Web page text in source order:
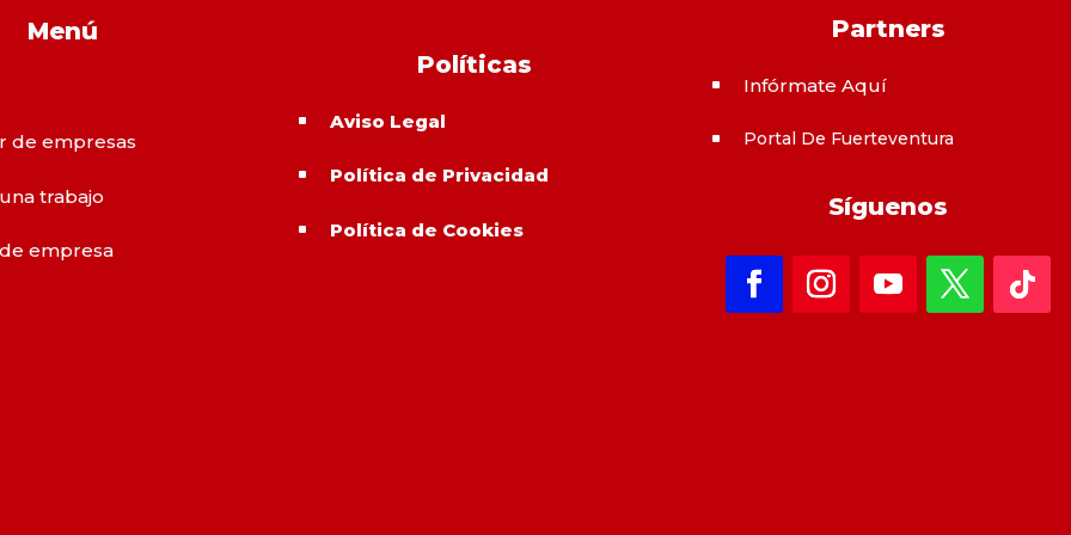
Menú
de empresas
trabajo
empresa
Políticas
^ Aviso Legal
^ Política de Privacidad
^ Política de Cookies
Partners
^ Infórmate Aquí
^ Portal De Fuerteventura
Síguenos